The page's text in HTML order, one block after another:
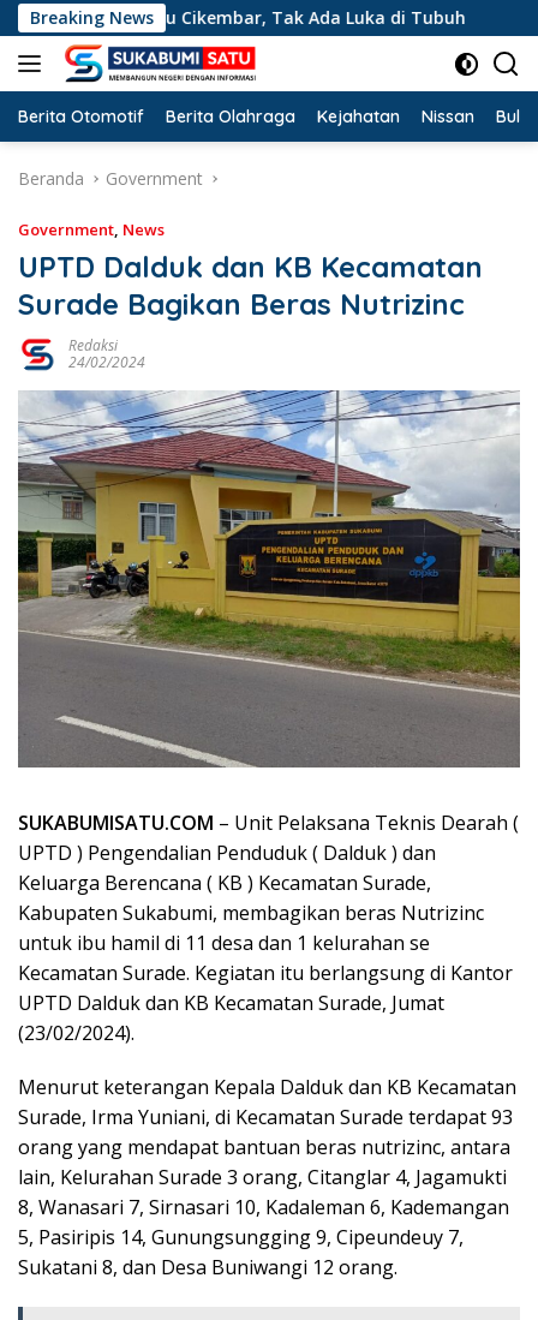
Langsung
ke
konten
Breaking News
Cikembar, Tak Ada Luka di Tubuh Kemarau
Berita Otomotif Berita Olahraga Kejahatan Nissan
Beranda Government
Government, News
UPTD Dalduk dan KB Kecamatan
Surade Bagikan Beras Nutrizinc
Redaksi
24/02/2024
SUKABUMISATU.COM – Unit Pelaksana Teknis Dearah (
UPTD ) Pengendalian Penduduk ( Dalduk ) dan
Keluarga Berencana ( KB ) Kecamatan Surade,
Kabupaten Sukabumi, membagikan beras Nutrizinc
untuk ibu hamil di 11 desa dan 1 kelurahan se
Kecamatan Surade. Kegiatan itu berlangsung di Kantor
UPTD Dalduk dan KB Kecamatan Surade, Jumat
(23/02/2024).
Menurut keterangan Kepala Dalduk dan KB Kecamatan
Surade, Irma Yuniani, di Kecamatan Surade terdapat 93
orang yang mendapat bantuan beras nutrizinc, antara
lain, Kelurahan Surade 3 orang, Citanglar 4, Jagamukti
8, Wanasari 7, Sirnasari 10, Kadaleman 6, Kademangan
5, Pasiripis 14, Gunungsungging 9, Cipeundeuy 7,
Sukatani 8, dan Desa Buniwangi 12 orang.